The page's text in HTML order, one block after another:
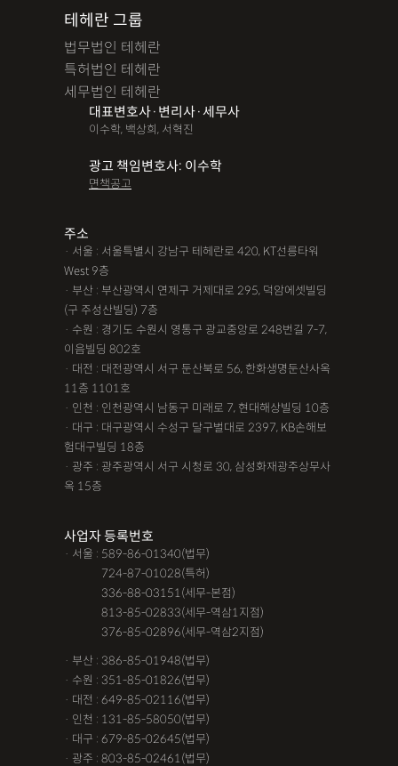
테헤란 그룹
법무법인 테헤란
특허법인 테헤란
세무법인 테헤란
대표변호사·변리사·세무사
이수학, 백상희, 서혁진
광고 책임변호사: 이수학
면책공고
주소
· 서울 : 서울특별시 강남구 테헤란로 420, KT선릉타워
West 9층
· 부산 : 부산광역시 연제구 거제대로 295, 덕암에셋빌딩
(구 주성산빌딩) 7층
· 수원 : 경기도 수원시 영통구 광교중앙로 248번길 7-7,
이음빌딩 802호
· 대전 : 대전광역시 서구 둔산북로 56, 한화생명둔산사옥
11층 1101호
· 인천 : 인천광역시 남동구 미래로 7, 현대해상빌딩 10층
· 대구 : 대구광역시 수성구 달구벌대로 2397, KB손해보
험대구빌딩 18층
· 광주 : 광주광역시 서구 시청로 30, 삼성화재광주상무사
옥 15층
사업자 등록번호
· 서울 : 589-86-01340(법무)
724-87-01028(특허)
336-88-03151(세무-본점)
813-85-02833(세무-역삼1지점)
376-85-02896(세무-역삼2지점)
· 부산 : 386-85-01948(법무)
· 수원 : 351-85-01826(법무)
· 대전 : 649-85-02116(법무)
· 인천 : 131-85-58050(법무)
· 대구 : 679-85-02645(법무)
· 광주 : 803-85-02461(법무)